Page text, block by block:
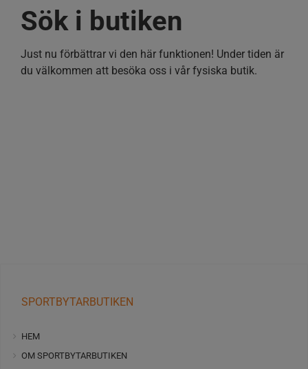
Sök i butiken
Just nu förbättrar vi den här funktionen! Under tiden är
du välkommen att besöka oss i vår fysiska butik.
SPORTBYTARBUTIKEN
HEM
OM SPORTBYTARBUTIKEN